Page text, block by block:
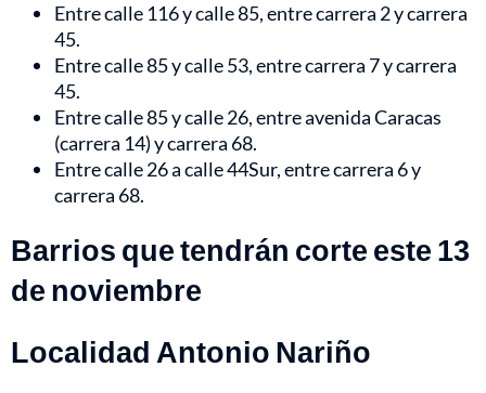
Entre calle 116 y calle 85, entre carrera 2 y carrera
45.
Entre calle 85 y calle 53, entre carrera 7 y carrera
45.
Entre calle 85 y calle 26, entre avenida Caracas
(carrera 14) y carrera 68.
Entre calle 26 a calle 44Sur, entre carrera 6 y
carrera 68.
Barrios que tendrán corte este 13
de noviembre
Localidad Antonio Nariño